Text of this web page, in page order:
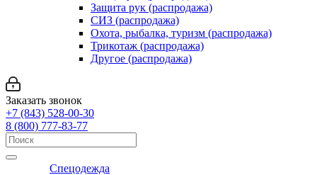
Защита рук (распродажа)
СИЗ (распродажа)
Охота, рыбалка, туризм (распродажа)
Трикотаж (распродажа)
Другое (распродажа)
Заказать звонок
+7 (843) 528-00-30
8 (800) 777-83-77
Спецодежда